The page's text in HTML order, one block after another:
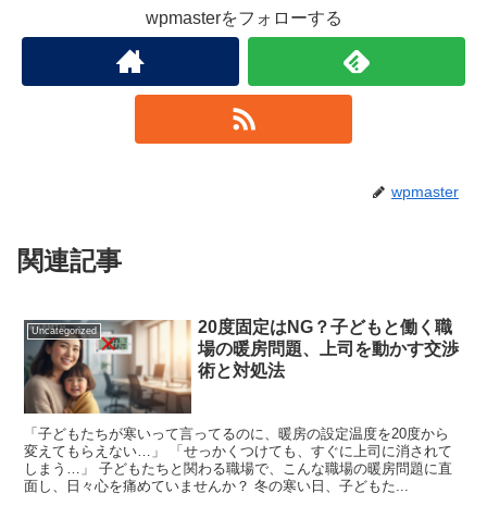
wpmasterをフォローする
wpmaster
関連記事
Uncategorized
20度固定はNG？子どもと働く職
場の暖房問題、上司を動かす交渉
術と対処法
「子どもたちが寒いって言ってるのに、暖房の設定温度を20度から
変えてもらえない…」 「せっかくつけても、すぐに上司に消されて
しまう…」 子どもたちと関わる職場で、こんな職場の暖房問題に直
面し、日々心を痛めていませんか？ 冬の寒い日、子どもた...